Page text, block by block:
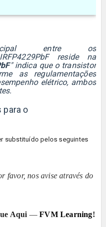
entre os
IRFP4229PbFreside na
" indica que o transistor
as regulamentações
elétrico, ambos
para o
substituído pelos seguintes
favor, nos avise através do
Aqui —FVM Learning!